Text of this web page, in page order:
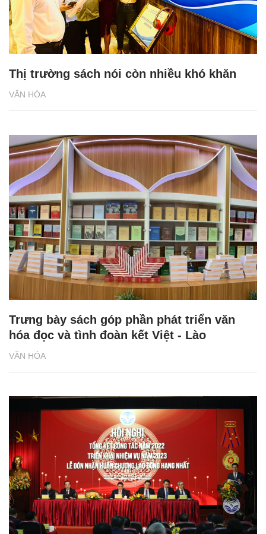
VĂN HÓA
Thị trường sách nói còn nhiều khó khăn
VĂN HÓA
Trưng bày sách góp phần phát triển văn
hóa đọc và tình đoàn kết Việt - Lào